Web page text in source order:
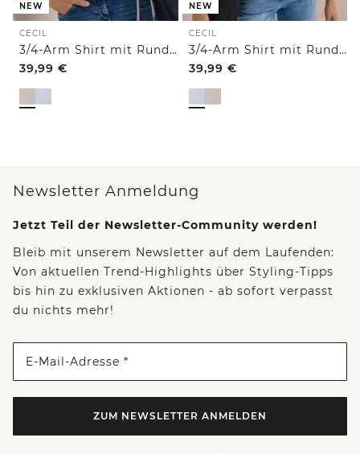
NEW
CECIL
3/4-Arm Shirt mit Rundhals und Struktur
39,99 €
NEW
CECIL
3/4-Arm Shirt mit Rundhals und Struktur
39,99 €
Newsletter Anmeldung
Jetzt Teil der Newsletter-Community werden!
Bleib mit unserem Newsletter auf dem Laufenden:
Von aktuellen Trend-Highlights über Styling-Tipps
bis hin zu exklusiven Aktionen - ab sofort verpasst
du nichts mehr!
E-Mail-Adresse *
ZUM NEWSLETTER ANMELDEN